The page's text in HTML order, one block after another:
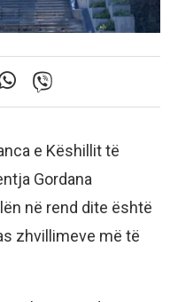
e Këshillit të
Gordana
në rend dite është
zhvillimeve më të